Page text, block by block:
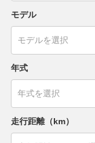
モデル
年式
走行距離（km）